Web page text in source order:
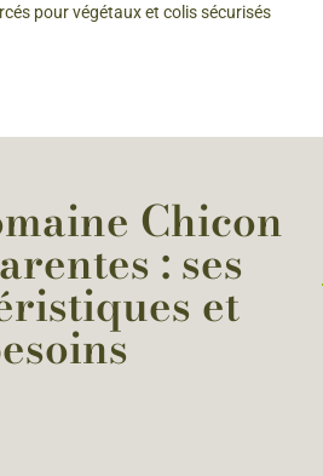
pour végétaux et colis sécurisés
Chicon
: ses
et